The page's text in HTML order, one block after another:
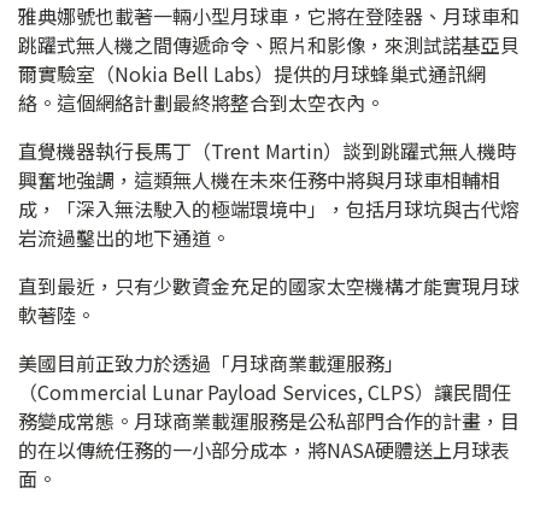
雅典娜號也載著一輛小型月球車，它將在登陸器、月球車和
跳躍式無人機之間傳遞命令、照片和影像，來測試諾基亞貝
爾實驗室（Nokia Bell Labs）提供的月球蜂巢式通訊網
絡。這個網絡計劃最終將整合到太空衣內。
直覺機器執行長馬丁（Trent Martin）談到跳躍式無人機時
興奮地強調，這類無人機在未來任務中將與月球車相輔相
成，「深入無法駛入的極端環境中」，包括月球坑與古代熔
岩流過鑿出的地下通道。
直到最近，只有少數資金充足的國家太空機構才能實現月球
軟著陸。
美國目前正致力於透過「月球商業載運服務」
（Commercial Lunar Payload Services, CLPS）讓民間任
務變成常態。月球商業載運服務是公私部門合作的計畫，目
的在以傳統任務的一小部分成本，將NASA硬體送上月球表
面。